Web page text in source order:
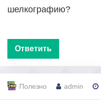
шелкографию?
Ответить
Полезно admin